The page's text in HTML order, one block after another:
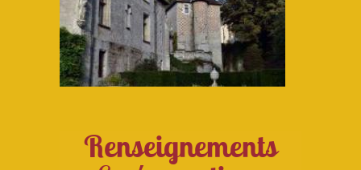
Renseignements